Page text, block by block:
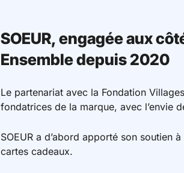
SOEUR, engagée aux
Ensemble depuis 2020
Le partenariat avec la Fondation
fondatrices de la marque, avec l’envie
SOEUR a d’abord apporté son soutien
cartes cadeaux.